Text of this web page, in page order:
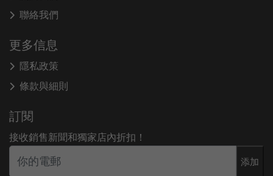
聯絡我們
更多信息
隱私政策
條款與細則
訂閱
接收銷售新聞和獨家店內折扣！
添加